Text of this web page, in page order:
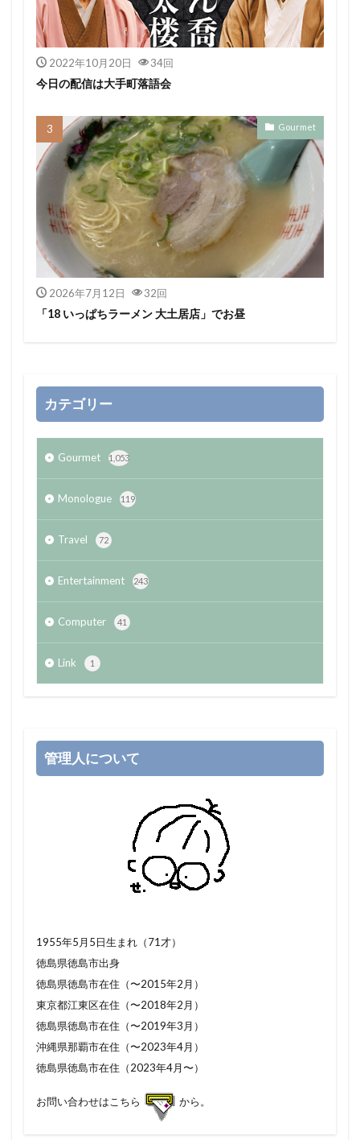
2022年10月20日 34回
今日の配信は大手町落語会
Gourmet
2026年7月12日 32回
「18 いっぱちラーメン 大土居店」でお昼
カテゴリー
Gourmet 1,053
Monologue 119
Travel 72
Entertainment 243
Computer 41
Link 1
管理人について
1955年5月5日生まれ（71才）
徳島県徳島市出身
徳島県徳島市在住（〜2015年2月）
東京都江東区在住（〜2018年2月）
徳島県徳島市在住（〜2019年3月）
沖縄県那覇市在住（〜2023年4月）
徳島県徳島市在住（2023年4月〜）
お問い合わせはこちら から。